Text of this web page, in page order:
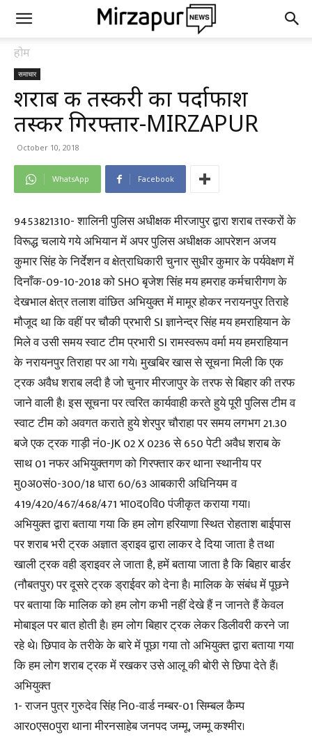
होम
समाचार
शराब की तस्करी का पर्दाफाश
तस्कर गिरफ्तार-MIRZAPUR
October 10, 2018
WhatsApp Facebook
9453821310- शालिनी पुलिस अधीक्षक मीरजापुर द्वारा शराब तस्करों के
विरूद्ध चलाये गये अभियान में अपर पुलिस अधीक्षक आपरेशन अजय
कुमार सिंह के निर्देशन व क्षेत्राधिकारी चुनार सुधीर कुमार के पर्यवेक्षण में
दिनाँक-09-10-2018 को SHO बृजेश सिंह मय हमराह कर्मचारीगण के
देखभाल क्षेत्र तलाश वांछित अभियुक्त में मामूर होकर नरायनपुर तिराहे
मौजूद था कि वहीं पर चौकी प्रभारी SI ज्ञानेन्द्र सिंह मय हमराहियान के
मिले व उसी समय स्वाट टीम प्रभारी SI रामस्वरूप वर्मा मय हमराहियान
के नरायनपुर तिराहा पर आ गये। मुखबिर खास से सूचना मिली कि एक
ट्रक अवैध शराब लदी है जो चुनार मीरजापुर के तरफ से बिहार की तरफ
जाने वाली है। इस सूचना पर त्वरित कार्यवाही करते हुये पूरी पुलिस टीम व
स्वाट टीम को अवगत कराते हुये शेरपुर चौराहा पर समय लगभग 21.30
बजे एक ट्रक गाड़ी नं0-JK 02 X 0236 से 650 पेटी अवैध शराब के
साथ 01 नफर अभियुक्तगण को गिरफ्तार कर थाना स्थानीय पर
मु0अ0सं0-300/18 धारा 60/63 आबकारी अधिनियम व
419/420/467/468/471 भा0द0वि0 पंजीकृत कराया गया।
अभियुक्त द्वारा बताया गया कि हम लोग हरियाणा स्थित रोहताश बाईपास
पर शराब भरी ट्रक अज्ञात ड्राइव द्वारा लाकर दे दिया जाता है तथा
खाली ट्रक वही ड्राइवर ले जाता है, हमें बताया जाता है कि बिहार बार्डर
(नौबतपुर) पर दूसरे ट्रक ड्राईवर को देना है। मालिक के संबंध में पूछने
पर बताया कि मालिक को हम लोग कभी नहीं देखे हैं न जानते हैं केवल
मोबाइल पर बात होती है। हम लोग बिहार ट्रक लेकर डिलीवरी करने जा
रहे थे। छिपाव के तरीके के बारे में पूछा गया तो अभियुक्त द्वारा बताया गया
कि हम लोग शराब ट्रक में रखकर उसे आलू की बोरी से छिपा देते हैं।
अभियुक्त
1- राजन पुत्र गुरुदेव सिंह नि0-वार्ड नम्बर-01 सिम्बल कैम्प
आर0एस0पुरा थाना मीरनसाहेब जनपद जम्मू, जम्मू कश्मीर।